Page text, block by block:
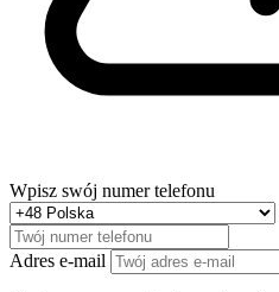
Wpisz swój numer telefonu
Adres e-mail